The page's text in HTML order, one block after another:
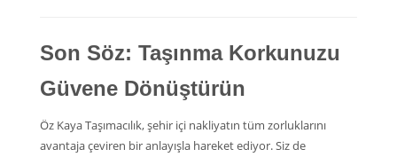
Son Söz: Taşınma Korkunuzu
Güvene Dönüştürün
Öz Kaya Taşımacılık, şehir içi nakliyatın tüm zorluklarını
avantaja çeviren bir anlayışla hareket ediyor. Siz de